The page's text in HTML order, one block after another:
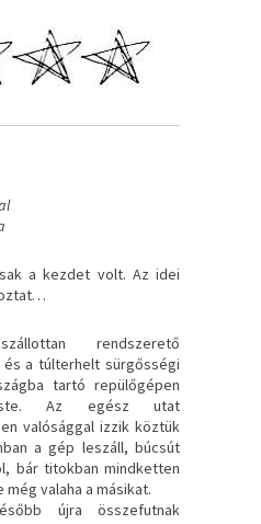
a kezdet volt. Az idei
rendszerető
a túlterhelt sürgősségi
tartó repülőgépen
Az egész utat
valósággal izzik köztük
a gép leszáll, búcsút
bár titokban mindketten
valaha a másikat.
újra összefutnak